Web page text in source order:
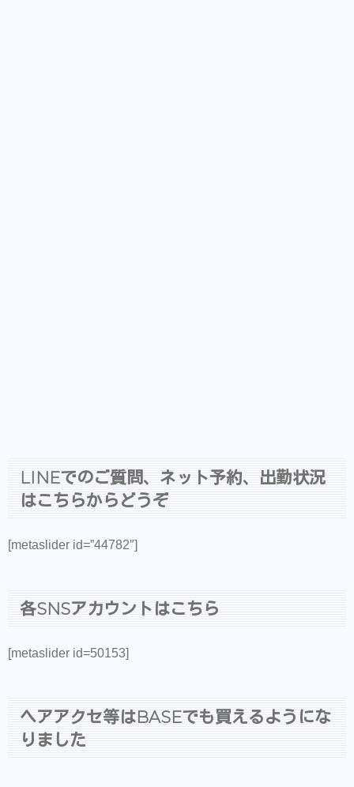
LINEでのご質問、ネット予約、出勤状況
はこちらからどうぞ
[metaslider id=”44782″]
各SNSアカウントはこちら
[metaslider id=50153]
ヘアアクセ等はBASEでも買えるようにな
りました